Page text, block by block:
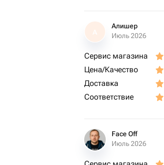
А
Алишер
Июль 2026
Сервис магазина
Цена/Качество
Доставка
Соответствие
Face Off
Июль 2026